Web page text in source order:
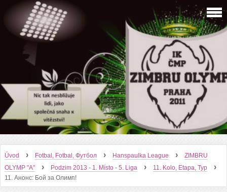
Úvod › Fotbal, Fotbal, Футбол › Hanspaulka League ›
ZIMBRU
OLYMP "A"
› Podzim 2013 - 1. Místo - 5. Liga › 11. Kolo, Etapa, Тур ›
11. Анонс: Бой за Олимп!